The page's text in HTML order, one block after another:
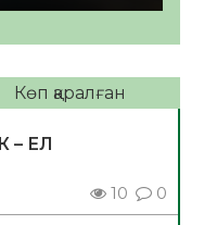
Көп қаралған
– ЕЛ
10 0